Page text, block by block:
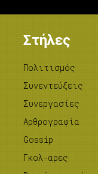
Στήλες
Πολιτισμός
Συνεντεύξεις
Συνεργασίες
Αρθρογραφία
Gossip
Γκολ-αρες